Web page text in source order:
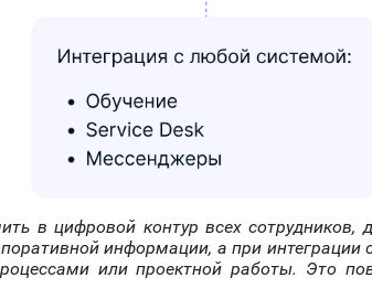
в цифровой контур всех
информации, а при
или проектной работы. Это